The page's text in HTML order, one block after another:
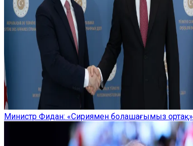
Министр Фидан: «Сириямен болашағымыз ортақ»